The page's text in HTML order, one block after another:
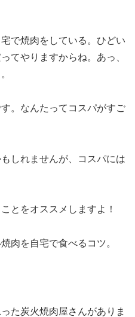
で焼肉をしている。ひどい
てやりますからね。あっ、
。なんたってコスパがすご
しれませんが、コスパには
とをオススメしますよ！
肉を自宅で食べるコツ。
た炭火焼肉屋さんがありま